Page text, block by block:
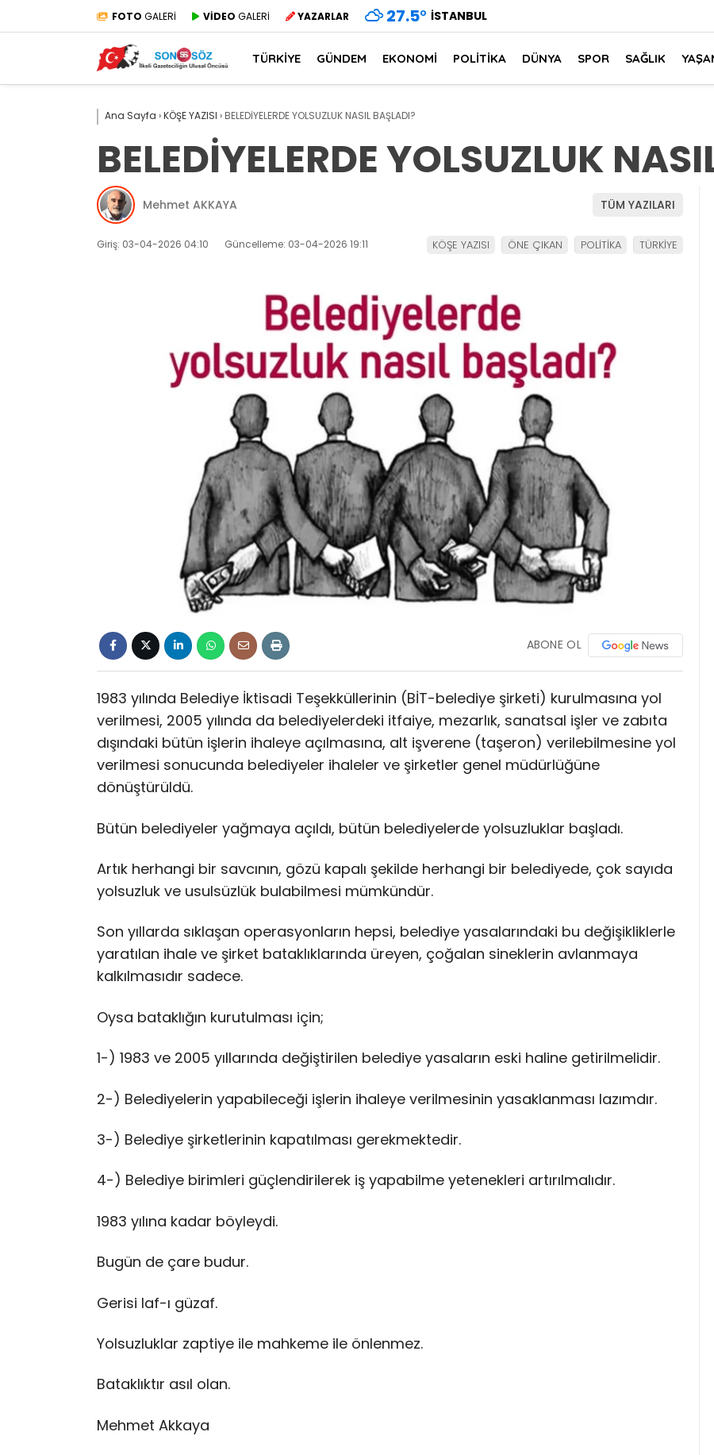
FOTO GALERİ VİDEO GALERİ YAZARLAR 27.5° İSTANBUL
TÜRKİYE GÜNDEM EKONOMİ POLİTİKA DÜNYA SPOR SAĞLIK
Ana Sayfa ›KÖŞE YAZISI › BELEDİYELERDE YOLSUZLUK NASIL BAŞLADI?
BELEDİYELERDE YOLSUZLUK
Mehmet AKKAYA TÜM YAZILARI
Giriş: 03-04-2026 04:10 Güncelleme: 03-04-2026 19:11 KÖŞE YAZISI ÖNE ÇIKAN POLİTİKA TÜRKİYE
ABONE OL
1983 yılında Belediye İktisadi Teşekküllerinin (BİT-belediye şirketi) kurulmasına yol
verilmesi, 2005 yılında da belediyelerdeki itfaiye, mezarlık, sanatsal işler ve zabıta
dışındaki bütün işlerin ihaleye açılmasına, alt işverene (taşeron) verilebilmesine yol
verilmesi sonucunda belediyeler ihaleler ve şirketler genel müdürlüğüne
dönüştürüldü.
Bütün belediyeler yağmaya açıldı, bütün belediyelerde yolsuzluklar başladı.
Artık herhangi bir savcının, gözü kapalı şekilde herhangi bir belediyede, çok sayıda
yolsuzluk ve usulsüzlük bulabilmesi mümkündür.
Son yıllarda sıklaşan operasyonların hepsi, belediye yasalarındaki bu değişikliklerle
yaratılan ihale ve şirket bataklıklarında üreyen, çoğalan sineklerin avlanmaya
kalkılmasıdır sadece.
Oysa bataklığın kurutulması için;
1-) 1983 ve 2005 yıllarında değiştirilen belediye yasaların eski haline getirilmelidir.
2-) Belediyelerin yapabileceği işlerin ihaleye verilmesinin yasaklanması lazımdır.
3-) Belediye şirketlerinin kapatılması gerekmektedir.
4-) Belediye birimleri güçlendirilerek iş yapabilme yetenekleri artırılmalıdır.
1983 yılına kadar böyleydi.
Bugün de çare budur.
Gerisi laf-ı güzaf.
Yolsuzluklar zaptiye ile mahkeme ile önlenmez.
Bataklıktır asıl olan.
Mehmet Akkaya